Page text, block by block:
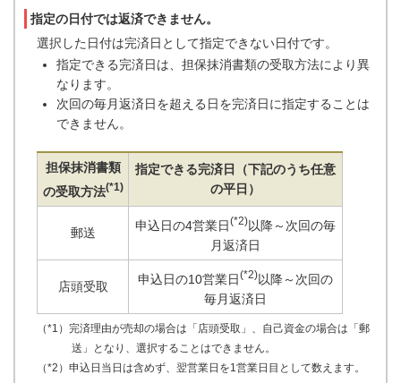
指定の日付では返済できません。
選択した日付は完済日として指定できない日付です。
指定できる完済日は、担保抹消書類の受取方法により異
なります。
次回の毎月返済日を超える日を完済日に指定することは
できません。
担保抹消書類
の受取方法(*1)
指定できる完済日（下記のうち任意
の平日）
郵送
申込日の4営業日(*2)以降～次回の毎
月返済日
店頭受取
申込日の10営業日(*2)以降～次回の
毎月返済日
（*1）完済理由が売却の場合は「店頭受取」、自己資金の場合は「郵
送」となり、選択することはできません。
（*2）申込日当日は含めず、翌営業日を1営業日目として数えます。